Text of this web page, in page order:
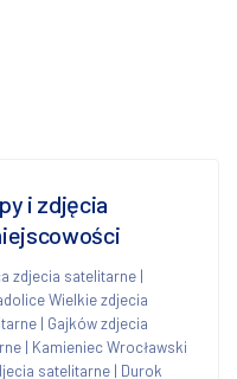
i zdjęcia
zdjecia satelitarne |
Wielkie zdjecia
| Gajków zdjecia
| Kamieniec Wrocławski
satelitarne | Durok